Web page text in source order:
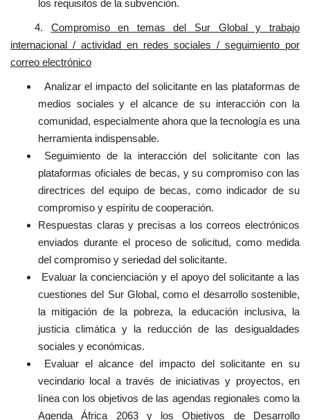
los requisitos de la subvención.
4. Compromiso en temas del Sur Global y trabajo
internacional / actividad en redes sociales / seguimiento por
correo electrónico
Analizar el impacto del solicitante en las plataformas de
medios sociales y el alcance de su interacción con la
comunidad, especialmente ahora que la tecnología es una
herramienta indispensable.
Seguimiento de la interacción del solicitante con las
plataformas oficiales de becas, y su compromiso con las
directrices del equipo de becas, como indicador de su
compromiso y espíritu de cooperación.
Respuestas claras y precisas a los correos electrónicos
enviados durante el proceso de solicitud, como medida
del compromiso y seriedad del solicitante.
Evaluar la concienciación y el apoyo del solicitante a las
cuestiones del Sur Global, como el desarrollo sostenible,
la mitigación de la pobreza, la educación inclusiva, la
justicia climática y la reducción de las desigualdades
sociales y económicas.
Evaluar el alcance del impacto del solicitante en su
vecindario local a través de iniciativas y proyectos, en
línea con los objetivos de las agendas regionales como la
Agenda África 2063 y los Objetivos de Desarrollo